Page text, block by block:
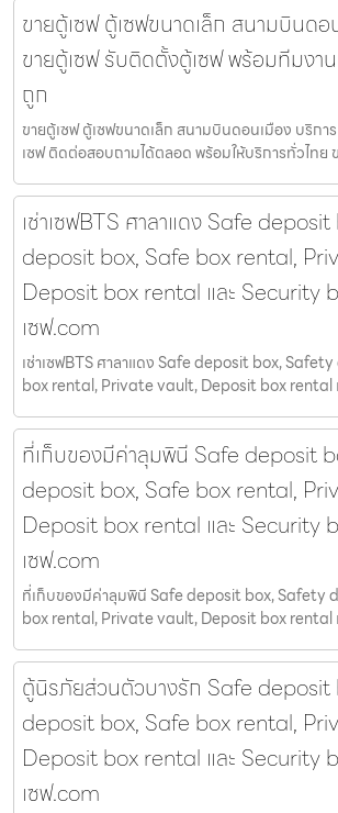
ขายตู้เซฟ ตู้เซฟขนาดเล็ก สนามบินดอ
ขายตู้เซฟ รับติดตั้งตู้เซฟ พร้อมทีมงา
ถูก
ขายตู้เซฟ ตู้เซฟขนาดเล็ก สนามบินดอนเมือง บริก
เซฟ ติดต่อสอบถามได้ตลอด พร้อมให้บริการทั่วไทย
เช่าเซฟBTS ศาลาแดง Safe
deposit box, Safe box rental,
Deposit box rental และ Security
เซฟ.com
เช่าเซฟBTS ศาลาแดง Safe deposit box,
box rental, Private vault, Deposit box rental
ที่เก็บของมีค่าลุมพินี Safe deposit
deposit box, Safe box rental,
Deposit box rental และ Security
เซฟ.com
ที่เก็บของมีค่าลุมพินี Safe deposit box, Safety
box rental, Private vault, Deposit box rental
ตู้นิรภัยส่วนตัวบางรัก Safe
deposit box, Safe box rental,
Deposit box rental และ Security
เซฟ.com